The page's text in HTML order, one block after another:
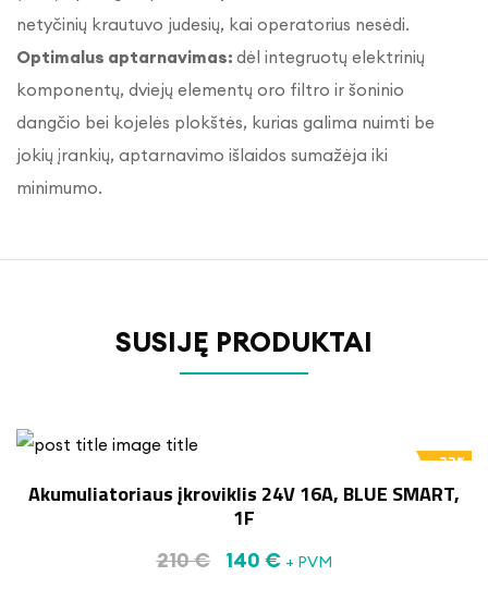
netyčinių krautuvo judesių, kai operatorius nesėdi.
Optimalus aptarnavimas: dėl integruotų elektrinių
komponentų, dviejų elementų oro filtro ir šoninio
dangčio bei kojelės plokštės, kurias galima nuimti be
jokių įrankių, aptarnavimo išlaidos sumažėja iki
minimumo.
SUSIJĘ PRODUKTAI
-33%
Akumuliatoriaus įkroviklis 24V 16A, BLUE SMART,
1F
210€ 140 € + PVM